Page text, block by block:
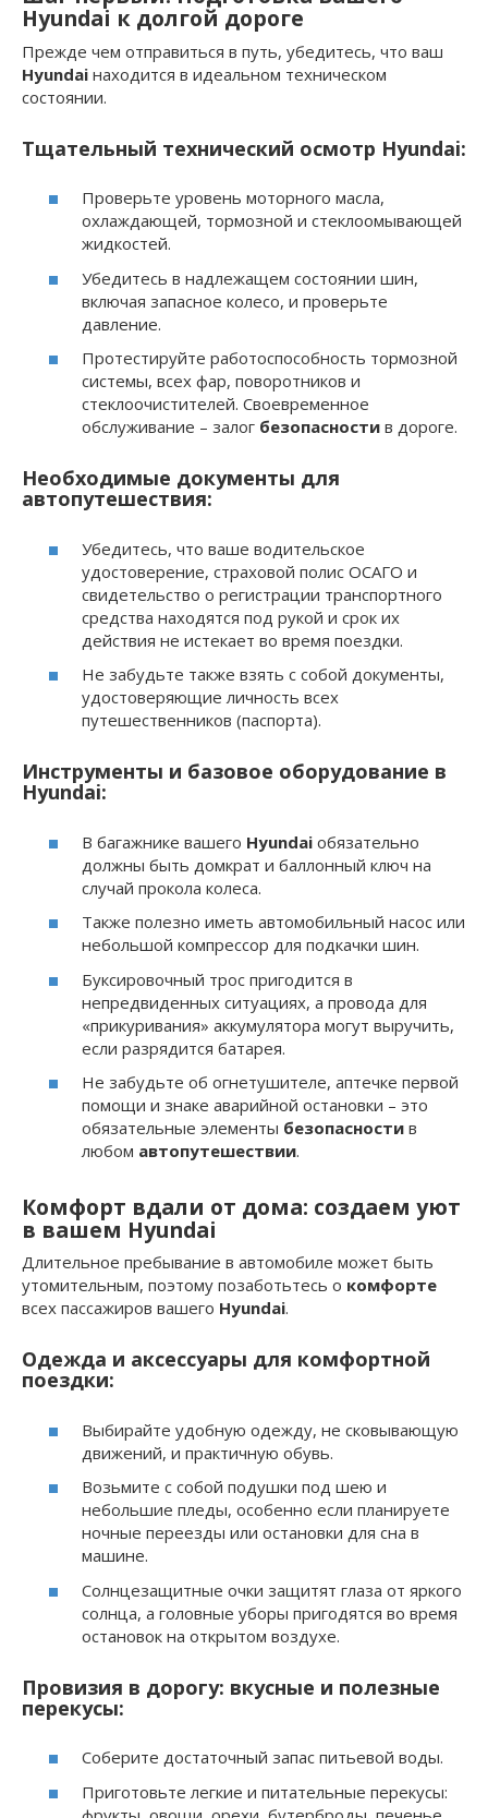
Hyundai к долгой дороге
Прежде чем отправиться в путь, убедитесь, что ваш
Hyundai находится в идеальном техническом
состоянии.
Тщательный технический осмотр Hyundai:
Проверьте уровень моторного масла,
охлаждающей, тормозной и стеклоомывающей
жидкостей.
Убедитесь в надлежащем состоянии шин,
включая запасное колесо, и проверьте
давление.
Протестируйте работоспособность тормозной
системы, всех фар, поворотников и
стеклоочистителей. Своевременное
обслуживание – залог безопасности в дороге.
Необходимые документы для
автопутешествия:
Убедитесь, что ваше водительское
удостоверение, страховой полис ОСАГО и
свидетельство о регистрации транспортного
средства находятся под рукой и срок их
действия не истекает во время поездки.
Не забудьте также взять с собой документы,
удостоверяющие личность всех
путешественников (паспорта).
Инструменты и базовое оборудование в
Hyundai:
В багажнике вашего Hyundai обязательно
должны быть домкрат и баллонный ключ на
случай прокола колеса.
Также полезно иметь автомобильный насос или
небольшой компрессор для подкачки шин.
Буксировочный трос пригодится в
непредвиденных ситуациях, а провода для
«прикуривания» аккумулятора могут выручить,
если разрядится батарея.
Не забудьте об огнетушителе, аптечке первой
помощи и знаке аварийной остановки – это
обязательные элементы безопасности в
любом автопутешествии.
Комфорт вдали от дома: создаем уют
в вашем Hyundai
Длительное пребывание в автомобиле может быть
утомительным, поэтому позаботьтесь о комфорте
всех пассажиров вашего Hyundai.
Одежда и аксессуары для комфортной
поездки:
Выбирайте удобную одежду, не сковывающую
движений, и практичную обувь.
Возьмите с собой подушки под шею и
небольшие пледы, особенно если планируете
ночные переезды или остановки для сна в
машине.
Солнцезащитные очки защитят глаза от яркого
солнца, а головные уборы пригодятся во время
остановок на открытом воздухе.
Провизия в дорогу: вкусные и полезные
перекусы:
Соберите достаточный запас питьевой воды.
Приготовьте легкие и питательные перекусы: